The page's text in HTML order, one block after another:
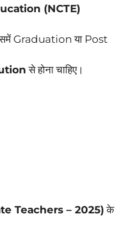
(NCTE)
Graduation या Post
से होना चाहिए।
Teachers – 2025) के